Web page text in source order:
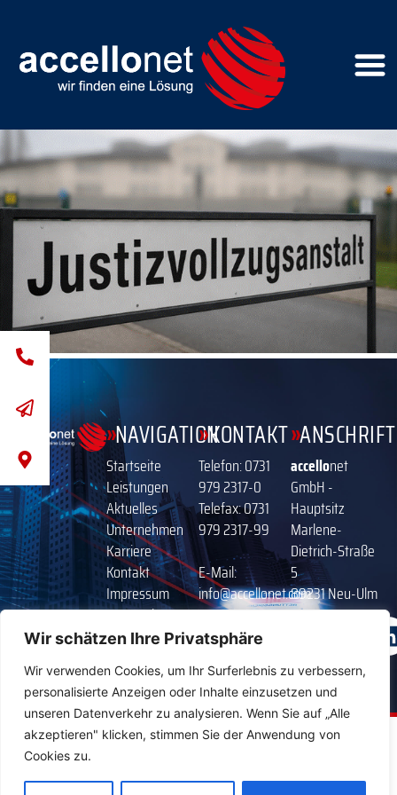
Wir schätzen Ihre Privatsphäre
Wir verwenden Cookies, um Ihr Surferlebnis zu verbessern,
personalisierte Anzeigen oder Inhalte einzusetzen und
unseren Datenverkehr zu analysieren. Wenn Sie auf „Alle
akzeptieren" klicken, stimmen Sie der Anwendung von
Cookies zu.
Technische Modernisierung
der Leitwarte
»NAVIGATION
Startseite
Leistungen
Aktuelles
Unternehmen
Karriere
Kontakt
Impressum
Datenschutz
»KONTAKT
Telefon:0731
979 2317-0
Telefax: 0731
979 2317-99
E-Mail:
info@accellonet.com
Internet:
www.accellonet.com
»ANSCHRIFT
accellonet
GmbH -
Hauptsitz
Marlene-
Dietrich-Straße
5
89231 Neu-Ulm